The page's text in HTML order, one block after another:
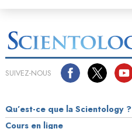
SUIVEZ-NOUS
Qu’est-ce que la Scientology ?
Cours en ligne